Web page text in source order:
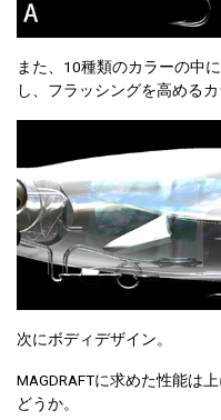
また、10種類のカラーの中
し、フラッシングを高める
次にボディデザイン。
MAGDRAFTに求めた性能は
どうか。